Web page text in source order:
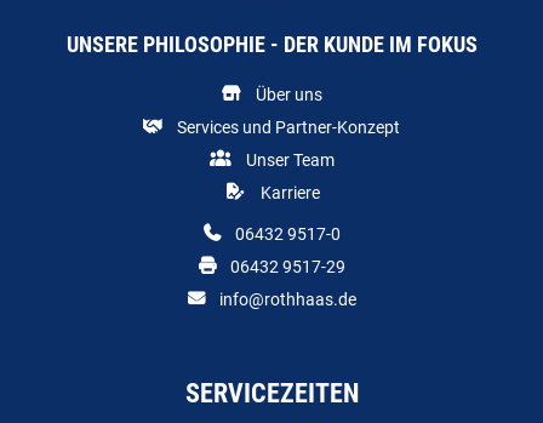
UNSERE PHILOSOPHIE - DER KUNDE IM FOKUS
Über uns
Services und Partner-Konzept
Unser Team
Karriere
06432 9517-0
06432 9517-29
info@rothhaas.de
SERVICEZEITEN